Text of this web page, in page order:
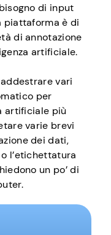
di input
piattaforma è di
di annotazione
artificiale.
vari
per
artificiale più
varie brevi
dei dati,
l’etichettatura
un po’ di